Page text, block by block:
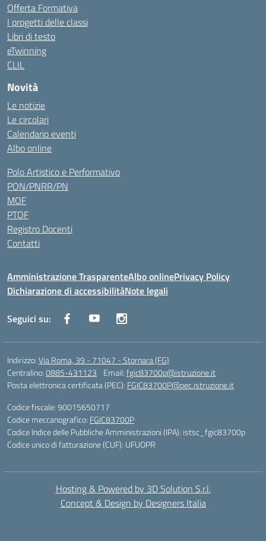
Offerta Formativa
I progetti delle classi
Libri di testo
eTwinning
CLIL
Novità
Le notizie
Le circolari
Calendario eventi
Albo online
Polo Artistico e Performativo
PON/PNRR/PN
MOF
PTOF
Registro Docenti
Contatti
Amministrazione TrasparenteAlbo onlinePrivacy Policy
Dichiarazione di accessibilitàNote legali
Seguici su:
Indirizzo:Via Roma, 39 - 71047 - Stornara (FG)
Centralino:0885-431123 Email:fgic83700p@istruzione.it
Posta elettronica certificata (PEC): FGIC83700P@pec.istruzione.it
Codice fiscale: 90015650717
Codice meccanografico: FGIC83700P
Codice Indice delle Pubbliche Amministrazioni (IPA): istsc_fgic83700p
Codice unico di fatturazione (CUF): UFUOPR
Hosting & Powered by 3D Solution S.r.l.
Concept & Design by Designers Italia